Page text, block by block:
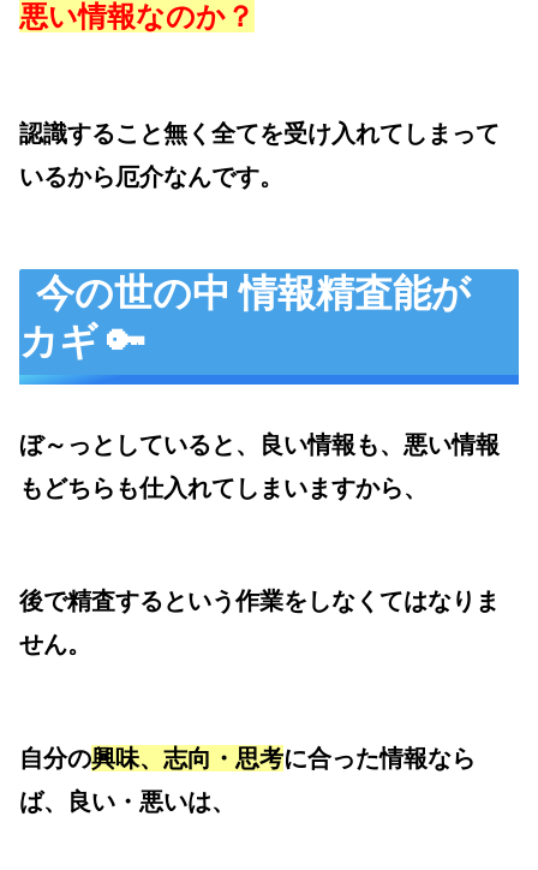
悪い情報なのか？
認識すること無く全てを受け入れてしまって
いるから厄介なんです。
今の世の中 情報精査能が
カギ 🔑
ぼ～っとしていると、良い情報も、悪い情報
もどちらも仕入れてしまいますから、
後で精査するという作業をしなくてはなりま
せん。
自分の興味、志向・思考に合った情報なら
ば、良い・悪いは、